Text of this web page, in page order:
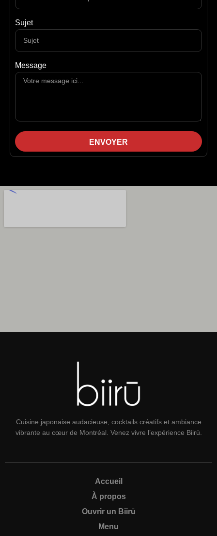
Sujet
Message
ENVOYER
Cuisine japonaise audacieuse, cocktails créatifs et ambiance
vibrante au cœur de Montréal. Venez vivre l’expérience Biirū.
Accueil
À propos
Ouvrir un Biirū
Menu